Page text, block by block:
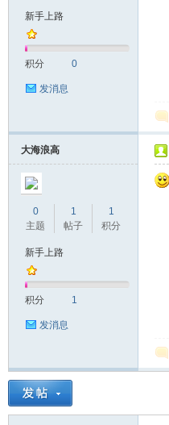
新手上路
积分 0
发消息
大海浪高
0
主题
1
帖子
1
积分
新手上路
积分 1
发消息